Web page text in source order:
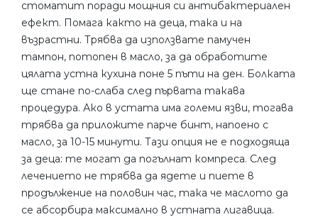
стоматит поради мощния си антибактериален
ефект. Помага както на деца, така и на
възрастни. Трябва да използвате памучен
тампон, потопен в масло, за да обработите
цялата устна кухина поне 5 пъти на ден. Болката
ще стане по-слаба след първата такава
процедура. Ако в устата има големи язви, тогава
трябва да приложите парче бинт, напоено с
масло, за 10-15 минути. Тази опция не е подходяща
за деца: те могат да погълнат компреса. След
лечението не трябва да ядете и пиете в
продължение на половин час, така че маслото да
се абсорбира максимално в устната лигавица.